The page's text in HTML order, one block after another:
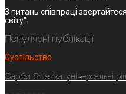
З питань співпраці
світу".
Популярні публікації
Суспільство
Фарби Sniezka: універсальні